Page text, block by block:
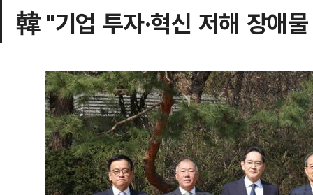
韓 "기업 투자·혁신 저해 장애